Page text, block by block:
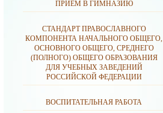
ПРИЁМ В ГИМНАЗИЮ
СТАНДАРТ ПРАВОСЛАВНОГО
КОМПОНЕНТА НАЧАЛЬНОГО ОБЩЕГО,
ОСНОВНОГО ОБЩЕГО, СРЕДНЕГО
(ПОЛНОГО) ОБЩЕГО ОБРАЗОВАНИЯ
ДЛЯ УЧЕБНЫХ ЗАВЕДЕНИЙ
РОССИЙСКОЙ ФЕДЕРАЦИИ
ВОСПИТАТЕЛЬНАЯ РАБОТА